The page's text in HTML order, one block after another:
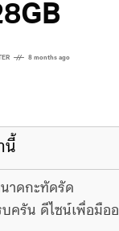
8 months ago
นี้
าดกะทัดรัด
ครัน ดีไซน์เพื่อมือ